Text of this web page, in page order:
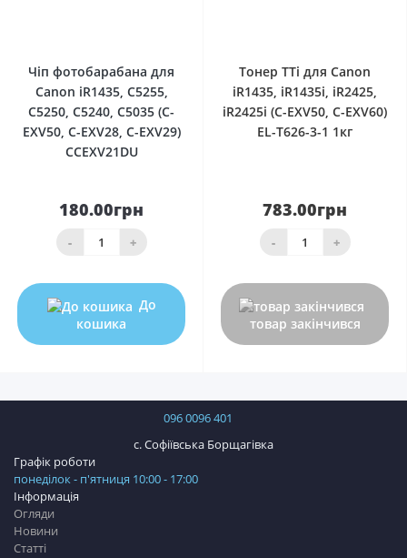
Чіп фотобарабана для
Canon iR1435, C5255,
C5250, C5240, C5035 (C-
EXV50, C-EXV28, C-EXV29)
CCEXV21DU
180.00грн
- +
До
кошика
Тонер TTi для Canon
iR1435, iR1435i, iR2425,
iR2425i (C-EXV50, C-EXV60)
EL-T626-3-1 1кг
783.00грн
- +
товар закінчився
096 0096 401
с. Софіївська Борщагівка
Інформація
Огляди
Новини
Статті
Графік роботи
понеділок - п'ятниця 10:00 - 17:00